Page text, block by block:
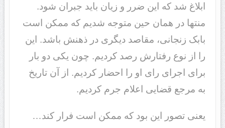
ابلاغ شد که این ضرر و زیان باید جبران شود.
منتها در همان حین متوجه شدیم که ممکن است
بابک زنجانی، مقاصد دیگری در ذهنش باشد. این
را از نوع رفتارش رصد کردیم. چون یکی دو بار
برای اجرای رای او را احضار کردیم. از آن تاریخ
به مرجع قضایی اعلام جرم کردیم.
یعنی تصور این بود که ممکن است فرار کند…